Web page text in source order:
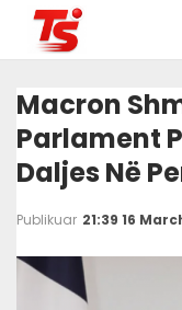
Macron
Parlament
Daljes Në
Publikuar 21:39 16